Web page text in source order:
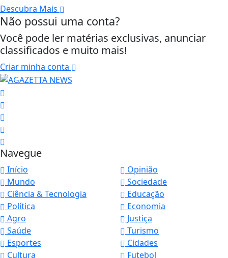
Descubra Mais
Não possui uma conta?
Você pode ler matérias exclusivas, anunciar
classificados e muito mais!
Criar minha conta
Navegue
Início
Opinião
Mundo
Sociedade
Ciência & Tecnologia
Educação
Política
Economia
Agro
Justiça
Saúde
Turismo
Esportes
Cidades
Cultura
Futebol